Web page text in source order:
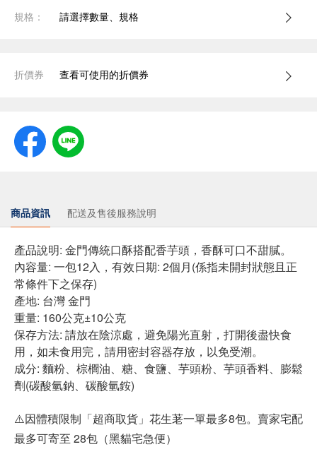
規格： 請選擇數量、規格
折價券 查看可使用的折價券
商品資訊 配送及售後服務說明
產品說明: 金門傳統口酥搭配香芋頭，香酥可口不甜膩。
內容量: 一包12入，有效日期: 2個月(係指未開封狀態且正
常條件下之保存)
產地: 台灣 金門
重量: 160公克±10公克
保存方法: 請放在陰涼處，避免陽光直射，打開後盡快食
用，如未食用完，請用密封容器存放，以免受潮。
成分: 麵粉、棕櫚油、糖、食鹽、芋頭粉、芋頭香料、膨鬆
劑(碳酸氫鈉、碳酸氫銨)
⚠️因體積限制「超商取貨」花生荖一單最多8包。賣家宅配
最多可寄至 28包（黑貓宅急便）